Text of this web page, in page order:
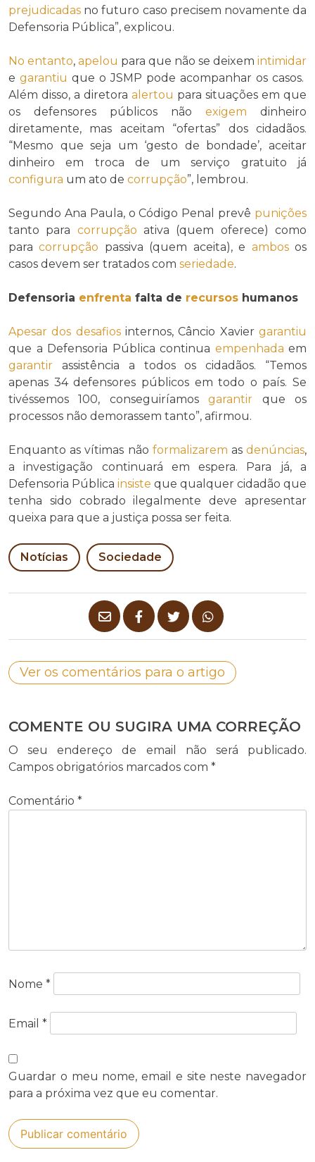
prejudicadas no futuro caso precisem novamente da
Defensoria Pública”, explicou.
No entanto, apelou para que não se deixem intimidar
e garantiu que o JSMP pode acompanhar os casos.
Além disso, a diretora alertou para situações em que
os defensores públicos não exigem dinheiro
diretamente, mas aceitam “ofertas” dos cidadãos.
“Mesmo que seja um ‘gesto de bondade’, aceitar
dinheiro em troca de um serviço gratuito já
configura um ato de corrupção”, lembrou.
Segundo Ana Paula, o Código Penal prevê punições
tanto para corrupção ativa (quem oferece) como
paracorrupção passiva (quem aceita), e ambosos
casos devem ser tratados com seriedade.
Defensoria enfrenta falta de recursos humanos
Apesar dos desafiosinternos, Câncio Xaviergarantiu
que a Defensoria Pública continua empenhada em
garantir assistência a todos os cidadãos. “Temos
apenas 34 defensores públicos em todo o país. Se
tivéssemos 100, conseguiríamosgarantir que os
processos não demorassem tanto”, afirmou.
Enquanto as vítimas não formalizarem asdenúncias,
a investigação continuará em espera. Para já, a
Defensoria Pública insiste que qualquer cidadão que
tenha sido cobrado ilegalmente deve apresentar
queixa para que a justiça possa ser feita.
Notícias Sociedade
Ver os comentários para o artigo
COMENTE OU SUGIRA UMA CORREÇÃO
O seu endereço de email não será publicado.
Campos obrigatórios marcados com *
Comentário *
Nome *
Email *
Guardar o meu nome, email e site neste navegador
para a próxima vez que eu comentar.